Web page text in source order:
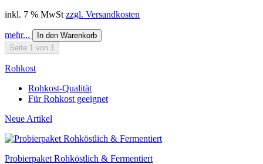
inkl. 7 % MwSt zzgl. Versandkosten
mehr...
In den Warenkorb
Seite 1 von 1
Rohkost
Rohkost-Qualität
Für Rohkost geeignet
Neue Artikel
Probierpaket Rohköstlich & Fermentiert